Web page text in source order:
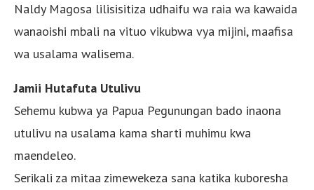
Naldy Magosa lilisisitiza udhaifu wa raia wa kawaida
wanaoishi mbali na vituo vikubwa vya mijini, maafisa
wa usalama walisema.
Jamii Hutafuta Utulivu
Sehemu kubwa ya Papua Pegunungan bado inaona
utulivu na usalama kama sharti muhimu kwa
maendeleo.
Serikali za mitaa zimewekeza sana katika kuboresha